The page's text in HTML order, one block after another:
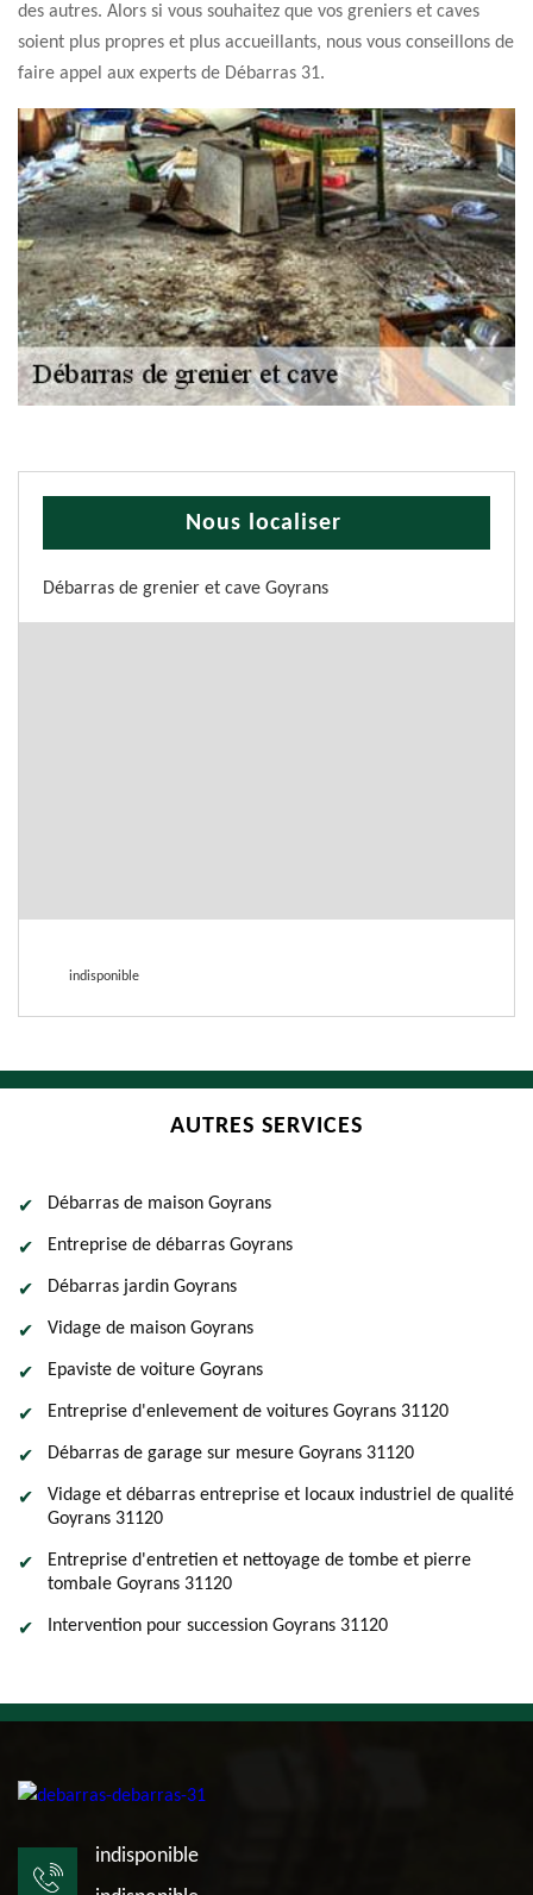
des autres. Alors si vous souhaitez que vos greniers et caves
soient plus propres et plus accueillants, nous vous conseillons de
faire appel aux experts de Débarras 31.
Nous localiser
Débarras de grenier et cave Goyrans
indisponible
AUTRES SERVICES
Débarras de maison Goyrans
Entreprise de débarras Goyrans
Débarras jardin Goyrans
Vidage de maison Goyrans
Epaviste de voiture Goyrans
Entreprise d'enlevement de voitures Goyrans 31120
Débarras de garage sur mesure Goyrans 31120
Vidage et débarras entreprise et locaux industriel de qualité
Goyrans 31120
Entreprise d'entretien et nettoyage de tombe et pierre
tombale Goyrans 31120
Intervention pour succession Goyrans 31120
indisponible